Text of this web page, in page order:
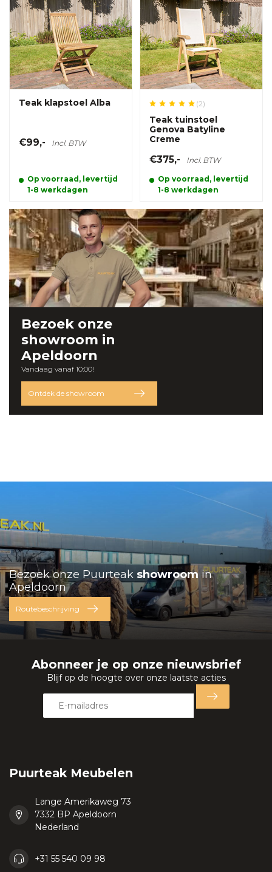
Teak klapstoel Alba
€99,- Incl. BTW
Op voorraad, levertijd
1-8 werkdagen
(2)
Teak tuinstoel
Genova Batyline
Creme
€375,- Incl. BTW
Op voorraad, levertijd
1-8 werkdagen
Bezoek onze
showroom in
Apeldoorn
Vandaag vanaf 10:00!
Ontdek de showroom
Bezoek onze Puurteak showroom in
Apeldoorn
Routebeschrijving
Abonneer je op onze nieuwsbrief
Blijf op de hoogte over onze laatste acties
Puurteak Meubelen
Lange Amerikaweg 73
7332 BP Apeldoorn
Nederland
+31 55 540 09 98